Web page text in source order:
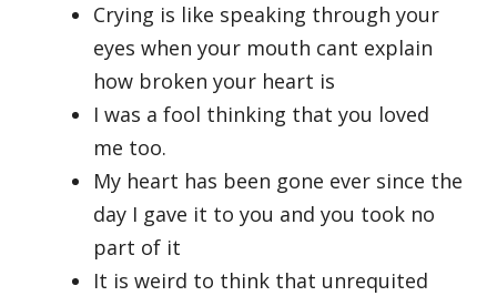
Crying is like speaking through your
eyes when your mouth cant explain
how broken your heart is
I was a fool thinking that you loved
me too.
My heart has been gone ever since the
day I gave it to you and you took no
part of it
It is weird to think that unrequited